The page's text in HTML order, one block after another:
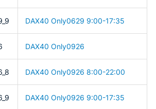
DAX40 Only0629 9:00-17:35
DAX40 Only0926
DAX40 Only0926 8:00-22:00
DAX40 Only0926 9:00-17:35